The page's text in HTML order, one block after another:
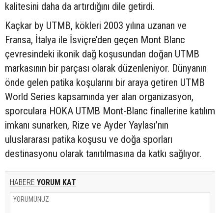
kalitesini daha da artırdığını dile getirdi.
Kaçkar by UTMB, kökleri 2003 yılına uzanan ve
Fransa, İtalya ile İsviçre’den geçen Mont Blanc
çevresindeki ikonik dağ koşusundan doğan UTMB
markasının bir parçası olarak düzenleniyor. Dünyanın
önde gelen patika koşularını bir araya getiren UTMB
World Series kapsamında yer alan organizasyon,
sporculara HOKA UTMB Mont-Blanc finallerine katılım
imkanı sunarken, Rize ve Ayder Yaylası’nın
uluslararası patika koşusu ve doğa sporları
destinasyonu olarak tanıtılmasına da katkı sağlıyor.
HABERE YORUM KAT